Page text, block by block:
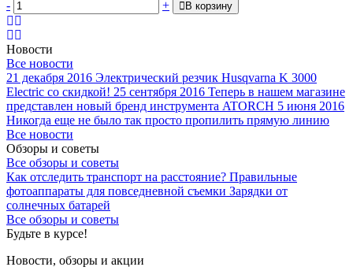
-
+ В корзину
Новости
Все новости
21 декабря 2016 Электрический резчик Husqvarna K 3000
Electric со скидкой! 25 сентября 2016 Теперь в нашем магазине
представлен новый бренд инструмента ATORCH 5 июня 2016
Никогда еще не было так просто пропилить прямую линию
Все новости
Обзоры и советы
Все обзоры и советы
Как отследить транспорт на расстояние? Правильные
фотоаппараты для повседневной съемки Зарядки от
солнечных батарей
Все обзоры и советы
Будьте в курсе!
Новости, обзоры и акции